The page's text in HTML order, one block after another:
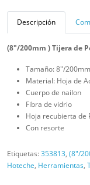
Descripción
(8"/200mm ) Tijera de
Tamaño: 8"/200mm
Material: Hoja de
Cuerpo de nailon
Fibra de vidrio
Hoja recubierta de
Con resorte
Etiquetas:353813, (8"/
Hoteche, Herramientas,